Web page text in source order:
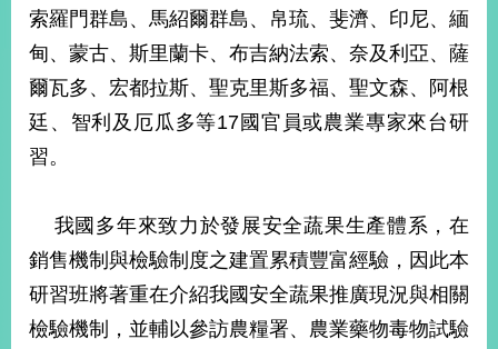
際
播
政
府
資
民
服
索羅門群島、馬紹爾群島、帛琉、斐濟、印尼、緬
甸、蒙古、斯里蘭卡、布吉納法索、奈及利亞、薩
爾瓦多、宏都拉斯、聖克里斯多福、聖文森、阿根
廷、智利及厄瓜多等17國官員或農業專家來台研
習。
我國多年來致力於發展安全蔬果生產體系，在
銷售機制與檢驗制度之建置累積豐富經驗，因此本
研習班將著重在介紹我國安全蔬果推廣現況與相關
檢驗機制，並輔以參訪農糧署、農業藥物毒物試驗